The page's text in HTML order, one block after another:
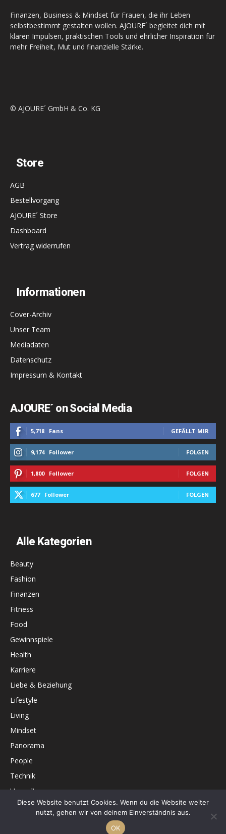
Finanzen, Business & Mindset für Frauen, die ihr Leben
selbstbestimmt gestalten wollen. AJOURE´ begleitet dich mit
klaren Impulsen, praktischen Tools und ehrlicher Inspiration für
mehr Freiheit, Mut und finanzielle Stärke.
© AJOURE´ GmbH & Co. KG
Store
AGB
Bestellvorgang
AJOURE´ Store
Dashboard
Vertrag widerrufen
Informationen
Cover-Archiv
Unser Team
Mediadaten
Datenschutz
Impressum & Kontakt
AJOURE´ on Social Media
5,718 Fans GEFÄLLT MIR
9,174 Follower FOLGEN
1,800 Follower FOLGEN
677 Follower FOLGEN
Alle Kategorien
Beauty
Fashion
Finanzen
Fitness
Food
Gewinnspiele
Health
Karriere
Liebe & Beziehung
Lifestyle
Living
Mindset
Panorama
People
Technik
Umwelt
Unterhaltung
Diese Website benutzt Cookies. Wenn du die Website weiter
nutzt, gehen wir von deinem Einverständnis aus.
OK